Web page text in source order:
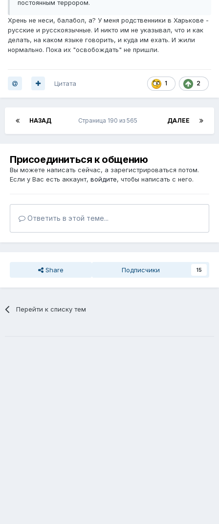
постоянным террором.
Хрень не неси, балабол, а? У меня родственники в Харькове -
русские и русскоязычные. И никто им не указывал, что и как
делать, на каком языке говорить, и куда им ехать. И жили
нормально. Пока их "освобождать" не пришли.
1 2
Цитата
НАЗАД ДАЛЕЕ
Страница 190 из 565
Присоединиться к общению
Вы можете написать сейчас, а зарегистрироваться потом.
Если у Вас есть аккаунт, войдите, чтобы написать с него.
Ответить в этой теме...
Share Подписчики 15
Перейти к списку тем